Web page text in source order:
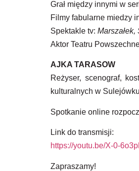
Grał między innymi w
Filmy fabularne miedzy
Spektakle tv:
Aktor Teatru
AJKA TARASOW
Reżyser, scenograf,
kulturalnych w
Spotkanie online
Link do transmisji:
https://youtu.be/X-0-
Zapraszamy!